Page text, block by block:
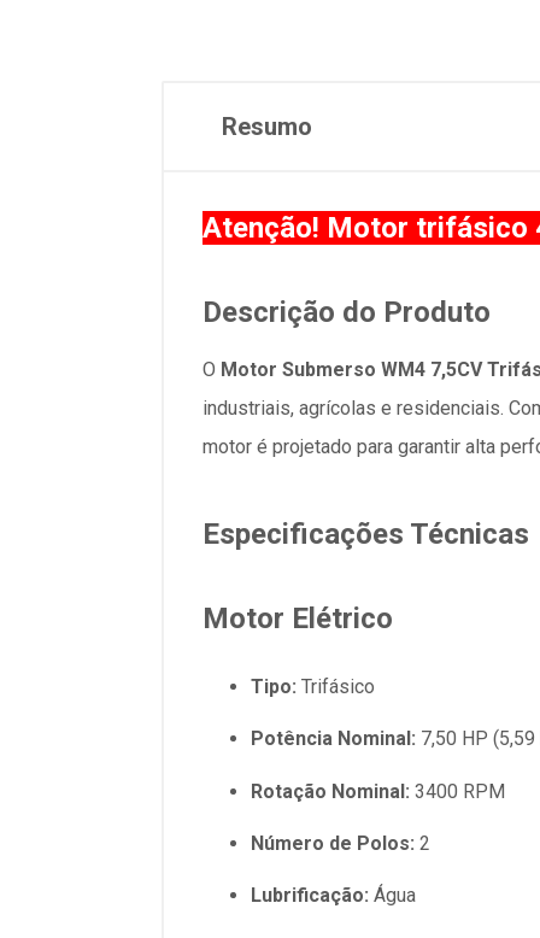
Resumo
Atenção! Motor trifásico
Descrição do Produto
O Motor Submerso WM4 7,5CV
industriais, agrícolas e residenciais.
motor é projetado para garantir alta
Especificações Técnicas
Motor Elétrico
Tipo: Trifásico
Potência Nominal: 7,50 HP (5,59
Rotação Nominal: 3400 RPM
Número de Polos: 2
Lubrificação: Água